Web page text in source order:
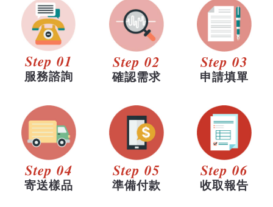
Step 01
服務諮詢
Step 02
確認需求
Step 03
申請填單
Step 04
寄送樣品
Step 05
準備付款
Step 06
收取報告